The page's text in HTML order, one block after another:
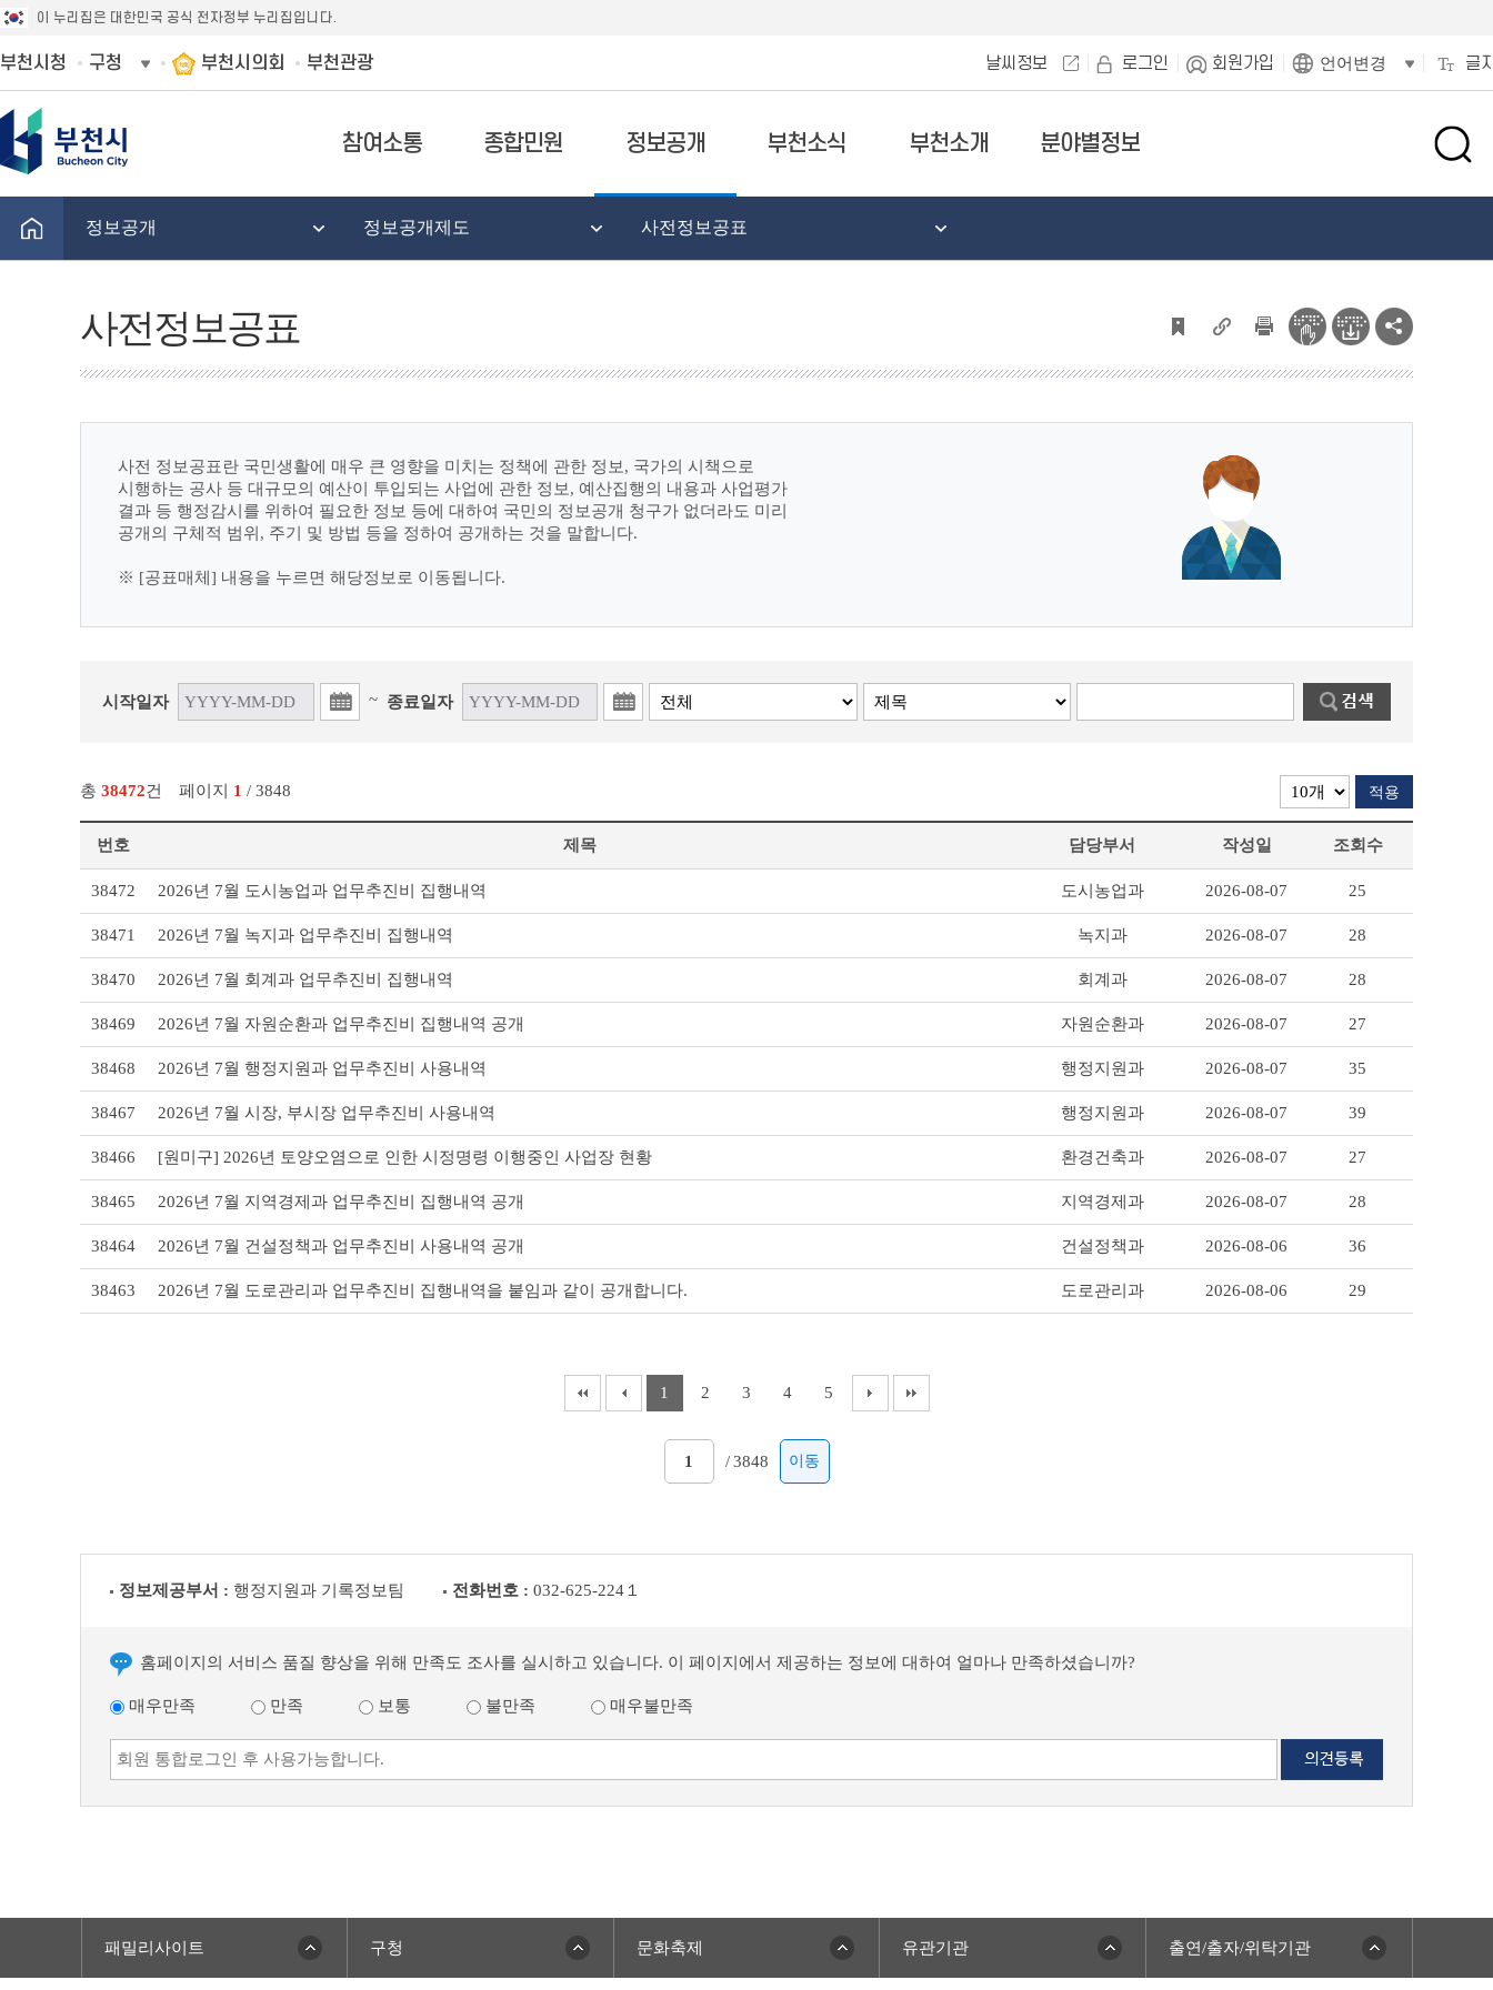
이 누리집은 대한민국 공식 전자정부 누리집입니다.
부천시청 구청 부천시의회 부천관광 날씨정보 로그인 회원가입 언어변경 글
참여소통 종합민원 정보공개 부천소식 부천소개 분야별정보
검
창
정보공개 정보공개제도 사전정보공표
사전정보공표
사전 정보공표란 국민생활에 매우 큰 영향을 미치는 정책에 관한 정보, 국가의 시책으로
시행하는 공사 등 대규모의 예산이 투입되는 사업에 관한 정보, 예산집행의 내용과 사업평가
결과 등 행정감시를 위하여 필요한 정보 등에 대하여 국민의 정보공개 청구가 없더라도 미리
공개의 구체적 범위, 주기 및 방법 등을 정하여 공개하는 것을 말합니다.
※ [공표매체] 내용을 누르면 해당정보로 이동됩니다.
시작일자 ~ 종료일자
총 38472건 페이지 1 / 3848 적용
전
보
표
리
스
트
테
이
블
번호 제목 담당부서 작성일 조회수
38472 2026년 7월 도시농업과 업무추진비 집행내역 도시농업과 2026-08-07 25
38471 2026년 7월 녹지과 업무추진비 집행내역 녹지과 2026-08-07 28
38470 2026년 7월 회계과 업무추진비 집행내역 회계과 2026-08-07 28
38469 2026년 7월 자원순환과 업무추진비 집행내역 공개 자원순환과 2026-08-07 27
38468 2026년 7월 행정지원과 업무추진비 사용내역 행정지원과 2026-08-07 35
38467 2026년 7월 시장, 부시장 업무추진비 사용내역 행정지원과 2026-08-07 39
38466 [원미구] 2026년 토양오염으로 인한 시정명령 이행중인 사업장 현황 환경건축과 2026-08-07 27
38465 2026년 7월 지역경제과 업무추진비 집행내역 공개 지역경제과 2026-08-07 28
38464 2026년 7월 건설정책과 업무추진비 사용내역 공개 건설정책과 2026-08-06 36
38463 2026년 7월 도로관리과 업무추진비 집행내역을 붙임과 같이 공개합니다. 도로관리과 2026-08-06 29
1 2 3 4 5
/ 3848 이동
정보제공부서 : 행정지원과 기록정보팀 전화번호 : 032-625-224１
홈페이지의 서비스 품질 향상을 위해 만족도 조사를 실시하고 있습니다. 이 페이지에서 제공하는 정보에 대하여 얼마나 만족하셨습니까?
매우만족 만족 보통 불만족 매우불만족
패밀리사이트 구청 문화축제 유관기관 출연/출자/위탁기관